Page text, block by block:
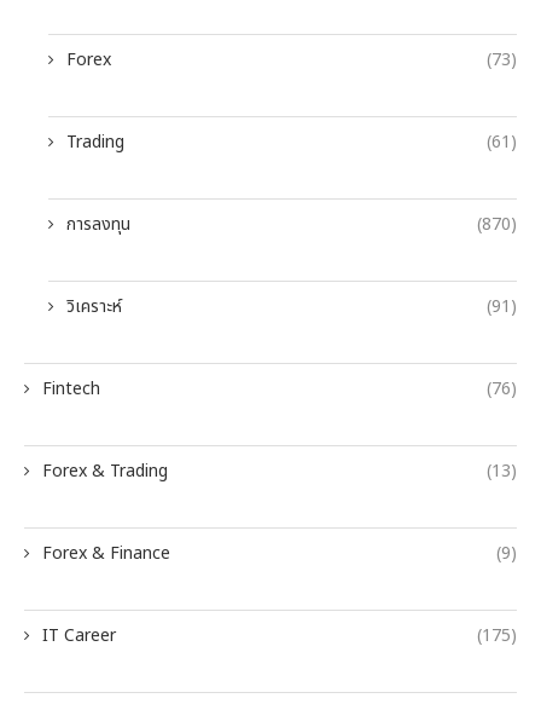
Forex (73)
Trading (61)
การลงทุน (870)
วิเคราะห์ (91)
Fintech (76)
Forex & Trading (13)
Forex & Finance (9)
IT Career (175)